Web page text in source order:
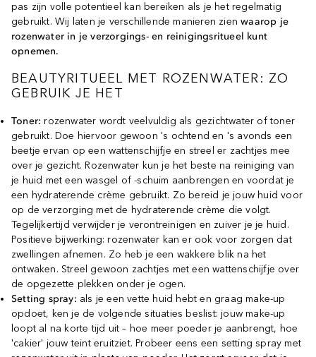
pas zijn volle potentieel kan bereiken als je het regelmatig
gebruikt. Wij laten je verschillende manieren zien waarop je
rozenwater in je verzorgings- en reinigingsritueel kunt
opnemen.
BEAUTYRITUEEL MET ROZENWATER: ZO
GEBRUIK JE HET
Toner:rozenwater wordt veelvuldig als gezichtwater of toner
gebruikt. Doe hiervoor gewoon 's ochtend en 's avonds een
beetje ervan op een wattenschijfje en streel er zachtjes mee
over je gezicht. Rozenwater kun je het beste na reiniging van
je huid met een wasgel of -schuim aanbrengen en voordat je
een hydraterende crème gebruikt. Zo bereid je jouw huid voor
op de verzorging met de hydraterende crème die volgt.
Tegelijkertijd verwijder je verontreinigen en zuiver je je huid.
Positieve bijwerking: rozenwater kan er ook voor zorgen dat
zwellingen afnemen. Zo heb je een wakkere blik na het
ontwaken. Streel gewoon zachtjes met een wattenschijfje over
de opgezette plekken onder je ogen.
Setting spray: als je een vette huid hebt en graag make-up
opdoet, ken je de volgende situaties beslist: jouw make-up
loopt al na korte tijd uit – hoe meer poeder je aanbrengt, hoe
'cakier' jouw teint eruitziet. Probeer eens een setting spray met